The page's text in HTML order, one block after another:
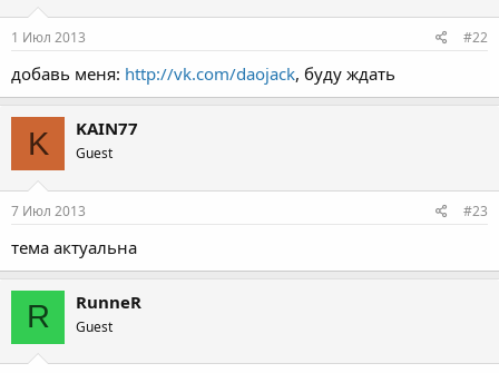
1 Июл 2013 #22
добавь меня: http://vk.com/daojack, буду ждать
K KAIN77
Guest
7 Июл 2013 #23
тема актуальна
R RunneR
Guest